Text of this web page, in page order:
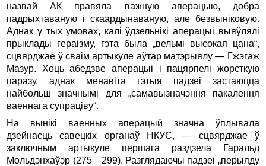
назвай АК правяла важную аперацыю, добра
падрыхтаваную і скаардынаваную, але безвыніковую.
Аднак у тых умовах, калі ўдзельнікі аперацыі выяўлялі
прыклады гераізму, гэта была „вельмі высокая цана“,
сцвярджае ў сваім артыкуле аўтар матэрыялу — Гжэгаж
Мазур. Хоць абедзве аперацыі і пацярпелі жорсткую
паразу, аднак менавіта гэтыя падзеі застаюцца
найбольш значнымі для „самавызначэння пакалення
ваеннага супраціву“.
На вынікі ваенных аперацый значна ўплывала
дзейнасць савецкіх органаў НКУС, — сцвярджае ў
заключным артыкуле першага раздзела Гаральд
Мольдэнхаўэр (275—299). Разглядаючы падзеі „перыяду